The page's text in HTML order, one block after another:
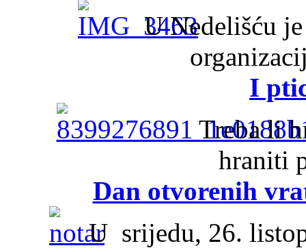
U Nedelišću
I
Treba li
hraniti
Dan otvorenih
U srijedu, 26.